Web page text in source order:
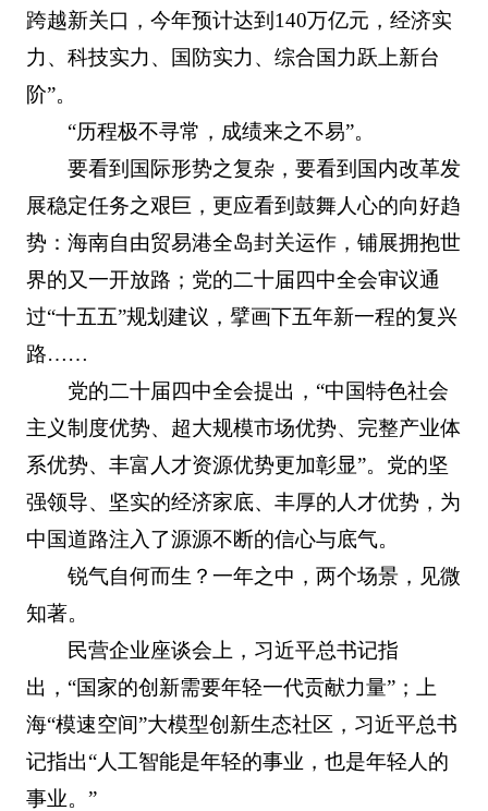
跨越新关口，今年预计达到140万亿元，经济实
力、科技实力、国防实力、综合国力跃上新台
阶”。
“历程极不寻常，成绩来之不易”。
要看到国际形势之复杂，要看到国内改革发
展稳定任务之艰巨，更应看到鼓舞人心的向好趋
势：海南自由贸易港全岛封关运作，铺展拥抱世
界的又一开放路；党的二十届四中全会审议通
过“十五五”规划建议，擘画下五年新一程的复兴
路……
党的二十届四中全会提出，“中国特色社会
主义制度优势、超大规模市场优势、完整产业体
系优势、丰富人才资源优势更加彰显”。党的坚
强领导、坚实的经济家底、丰厚的人才优势，为
中国道路注入了源源不断的信心与底气。
锐气自何而生？一年之中，两个场景，见微
知著。
民营企业座谈会上，习近平总书记指
出，“国家的创新需要年轻一代贡献力量”；上
海“模速空间”大模型创新生态社区，习近平总书
记指出“人工智能是年轻的事业，也是年轻人的
事业。”